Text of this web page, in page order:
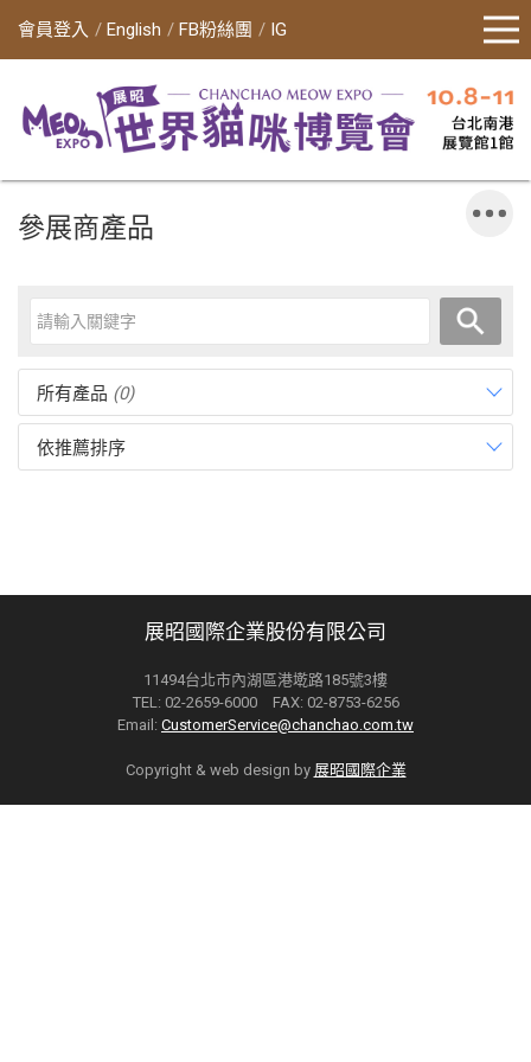
會員登入 English FB粉絲團 IG
參展商產品
所有產品 (0)
依推薦排序
展昭國際企業股份有限公司
11494台北市內湖區港墘路185號3樓
TEL: 02-2659-6000 FAX: 02-8753-6256
Email: CustomerService@chanchao.com.tw
Copyright & web design by 展昭國際企業